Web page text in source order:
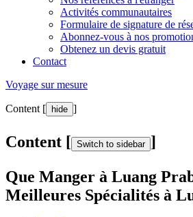
Activités communautaires
Formulaire de signature de
Abonnez-vous à nos
Obtenez un devis gratuit
Contact
Voyage sur mesure
Content [ hide ]
Content [ Switch to sidebar ]
Que Manger à Luang
Meilleures Spécialités à